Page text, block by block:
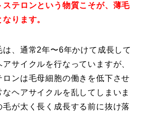
ステロンという物質こそが、薄毛
ります。
、通常2年〜6年かけて成長して
サイクルを行なっていますが、
ロンは毛母細胞の働きを低下させ
ヘアサイクルを乱してしまいま
が太く長く成長する前に抜け落